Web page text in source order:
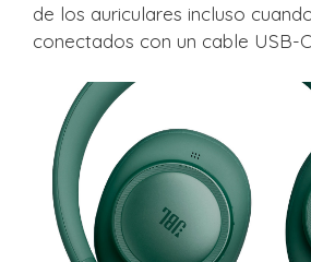
de los auriculares incluso
conectados con un cable USB-